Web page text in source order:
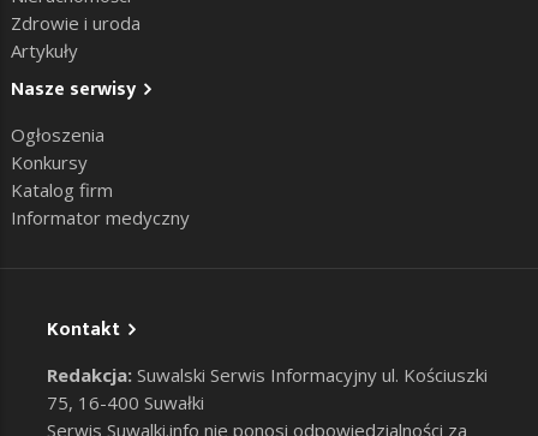
Zdrowie i uroda
Artykuły
Nasze serwisy
Ogłoszenia
Konkursy
Katalog firm
Informator medyczny
Kontakt
Redakcja: Suwalski Serwis Informacyjny ul. Kościuszki
75, 16-400 Suwałki
Serwis Suwalki.info nie ponosi odpowiedzialności za